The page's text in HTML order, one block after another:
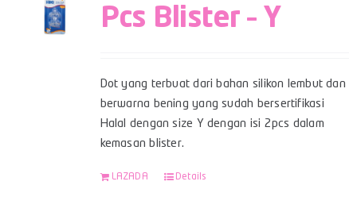
Pcs Blister – Y
Dot yang terbuat dari bahan silikon lembut dan
berwarna bening yang sudah bersertifikasi
Halal dengan size Y dengan isi 2pcs dalam
kemasan blister.
LAZADA Details